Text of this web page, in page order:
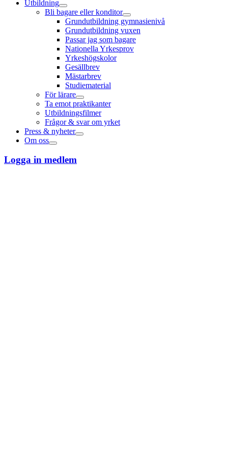
Utbildning
Bli bagare eller konditor
Grundutbildning gymnasienivå
Grundutbildning vuxen
Passar jag som bagare
Nationella Yrkesprov
Yrkeshögskolor
Gesällbrev
Mästarbrev
Studiematerial
För lärare
Ta emot praktikanter
Utbildningsfilmer
Frågor & svar om yrket
Press & nyheter
Om oss
Logga in medlem